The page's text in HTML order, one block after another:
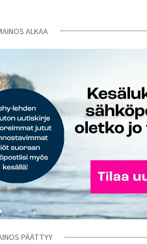
ALKAA
PÄÄTTYY